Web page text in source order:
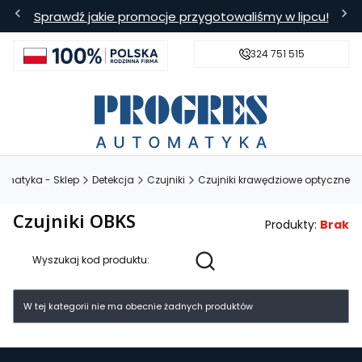
Sprawdź jakie promocje przygotowaliśmy w lipcu!
Bezpieczna wysyłka
324 751 515
- Sklep Detekcja Czujniki Czujniki krawędziowe optyczne
Czujniki OBKS Produkty: Brak
Wyszukaj kod produktu:
Lista produktów
W tej kategorii nie ma obecnie żadnych produktów